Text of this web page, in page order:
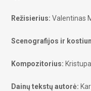
Režisierius: Valentinas
Scenografijos ir
Kompozitorius:
Dainų tekstų autorė: